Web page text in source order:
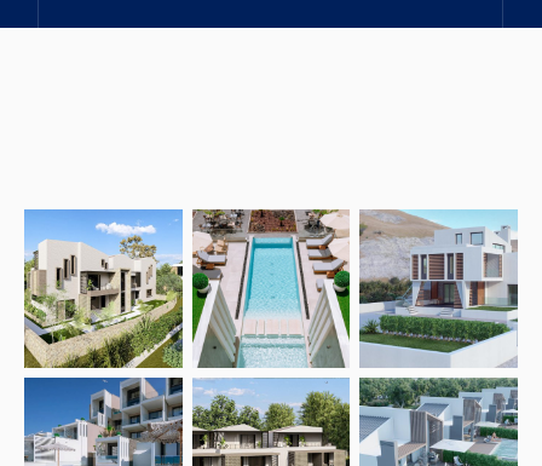
Open link Open link Open link